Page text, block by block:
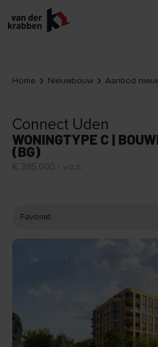
Home Nieuwbouw Aanbod
Connect Uden
WONINGTYPE C |
(BG)
€ 395.000,- v.o.n.
Favoriet